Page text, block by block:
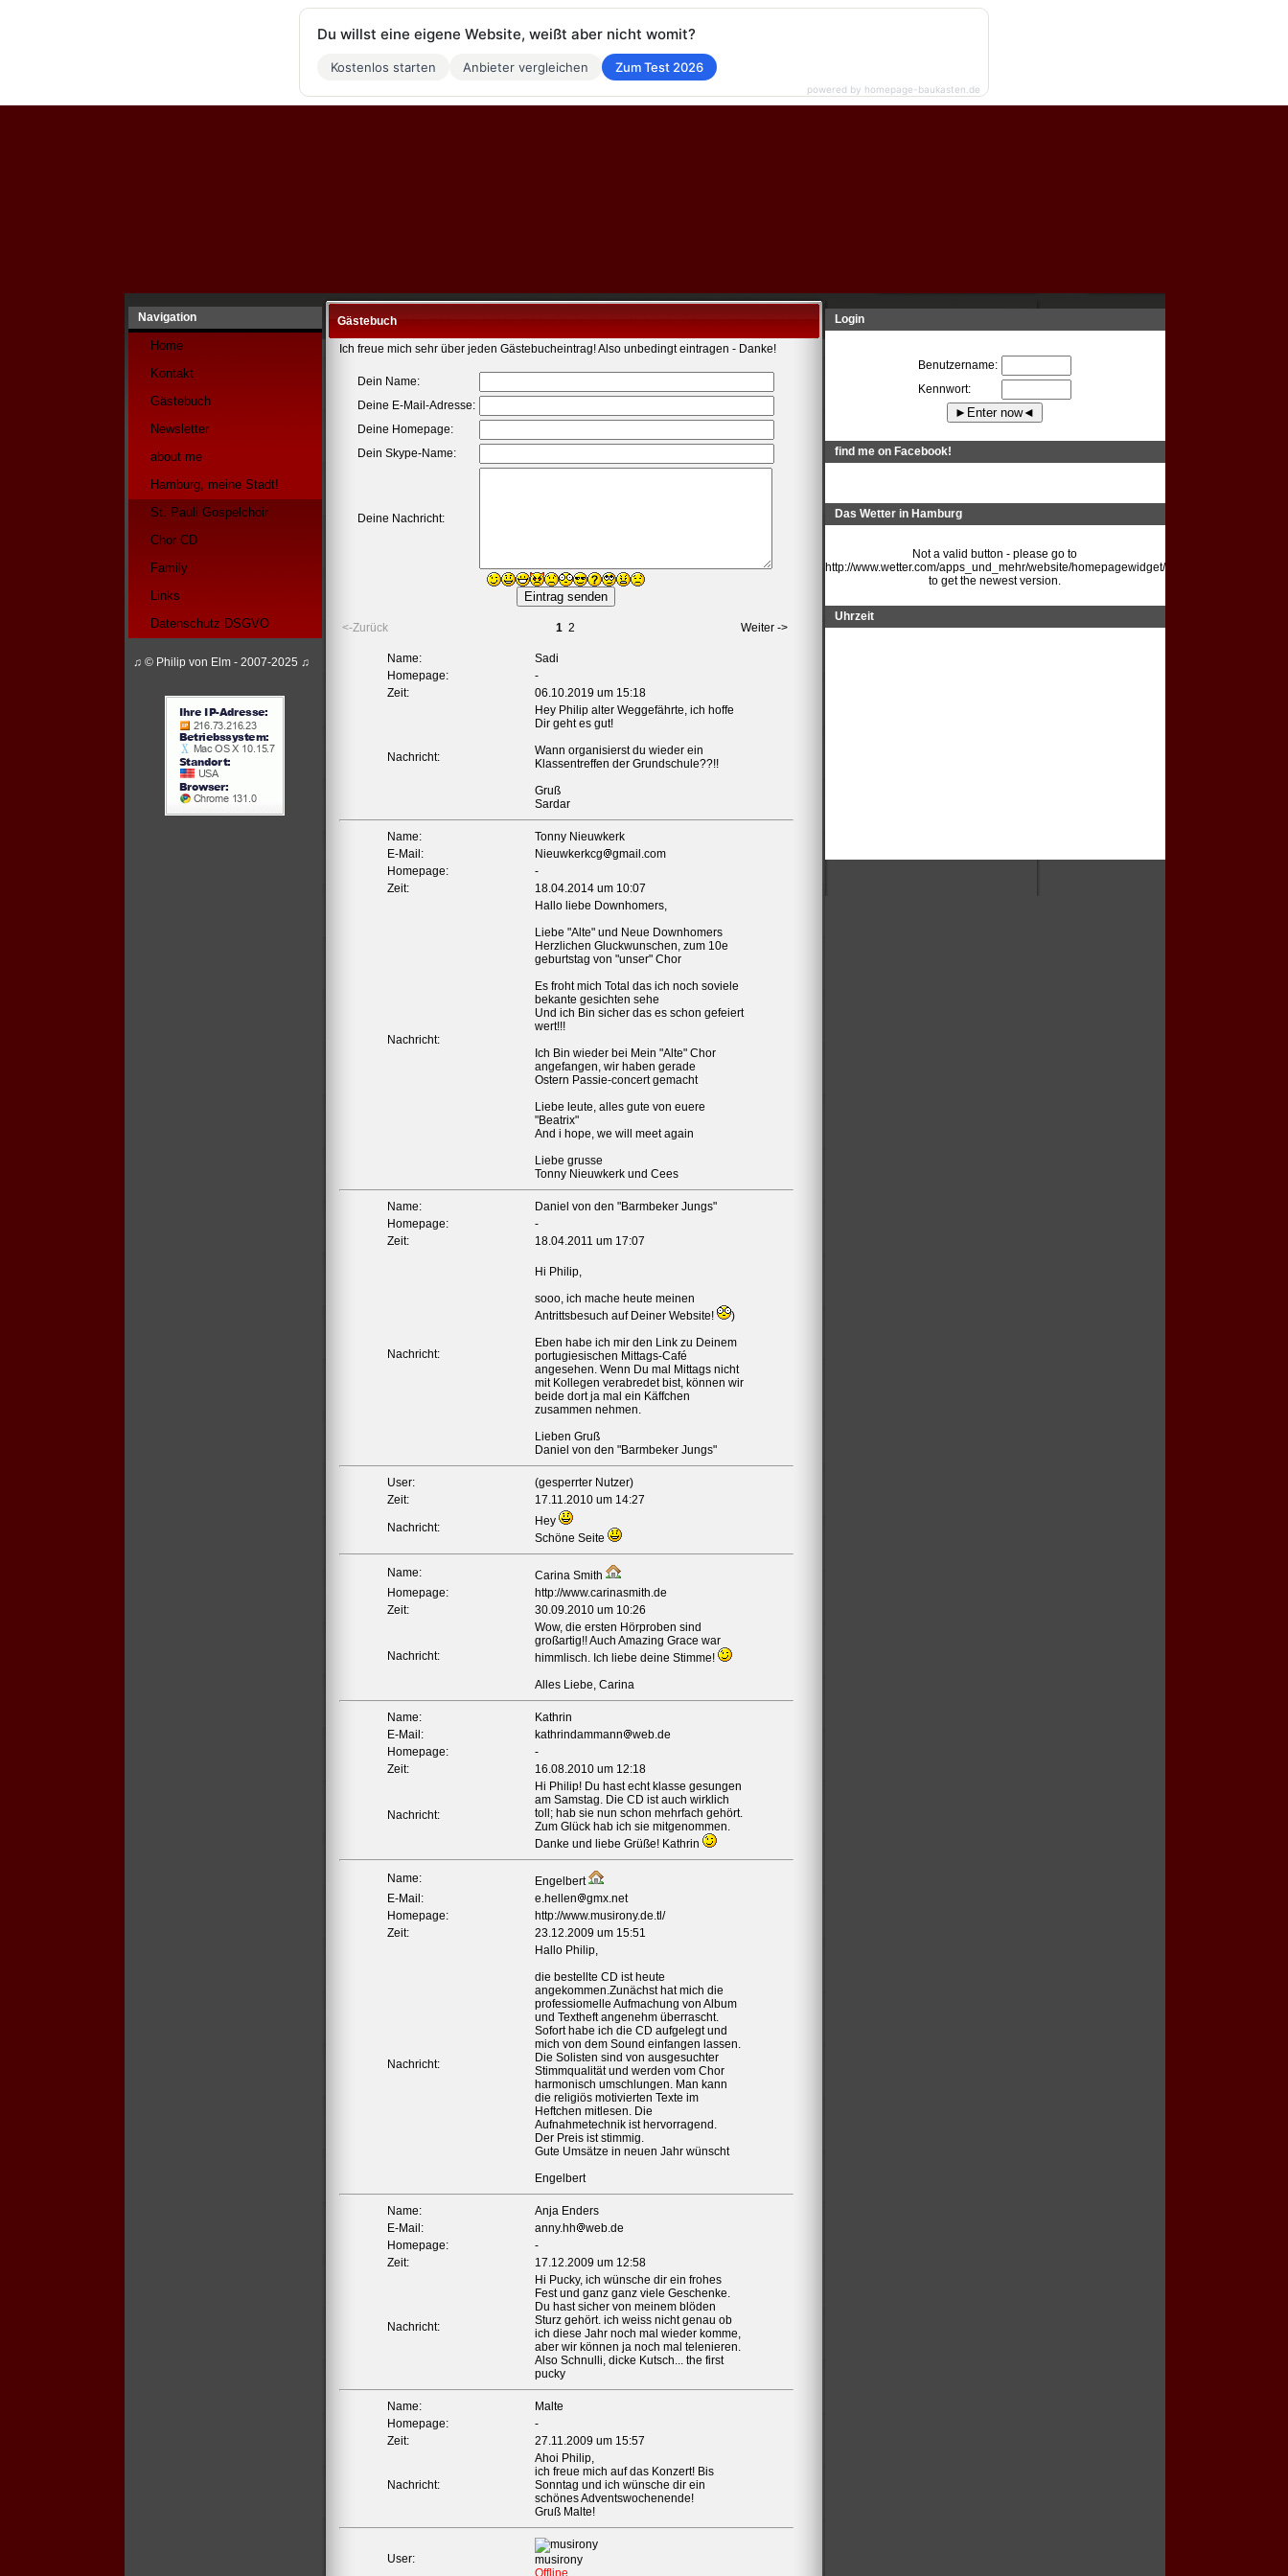
Navigation
Home
Kontakt
Gästebuch
Newsletter
about me
Hamburg, meine Stadt!
St. Pauli Gospelchoir
Chor CD
Family
Links
Datenschutz DSGVO
♫ © Philip von Elm - 2007-2025 ♫
Gästebuch
Ich freue mich sehr über jeden Gästebucheintrag! Also unbedingt eintragen - Danke!
Dein Name:
Deine E-Mail-Adresse:
Deine Homepage:
Dein Skype-Name:
Deine Nachricht:
<-Zurück 1 2 Weiter ->
Name:
Sadi
Homepage:
-
Zeit:
06.10.2019 um 15:18
Nachricht:
Hey Philip alter Weggefährte, ich hoffe
Dir geht es gut!
Wann organisierst du wieder ein
Klassentreffen der Grundschule??!!
Gruß
Sardar
Name:
Tonny Nieuwkerk
E-Mail:
Nieuwkerkcg
gmail.com
Homepage:
-
Zeit:
18.04.2014 um 10:07
Nachricht:
Hallo liebe Downhomers,
Liebe "Alte" und Neue Downhomers
Herzlichen Gluckwunschen, zum 10e
geburtstag von "unser" Chor
Es froht mich Total das ich noch soviele
bekante gesichten sehe
Und ich Bin sicher das es schon gefeiert
wert!!!
Ich Bin wieder bei Mein "Alte" Chor
angefangen, wir haben gerade
Ostern Passie-concert gemacht
Liebe leute, alles gute von euere
"Beatrix"
And i hope, we will meet again
Liebe grusse
Tonny Nieuwkerk und Cees
Name:
Daniel von den "Barmbeker Jungs"
Homepage:
-
Zeit:
18.04.2011 um 17:07
Nachricht:
Hi Philip,
sooo, ich mache heute meinen
Antrittsbesuch auf Deiner Website!
)
Eben habe ich mir den Link zu Deinem
portugiesischen Mittags-Café
angesehen. Wenn Du mal Mittags nicht
mit Kollegen verabredet bist, können wir
beide dort ja mal ein Käffchen
zusammen nehmen.
Lieben Gruß
Daniel von den "Barmbeker Jungs"
User:
(gesperrter Nutzer)
Zeit:
17.11.2010 um 14:27
Nachricht:
Hey
Schöne Seite
Name:
Carina Smith
Homepage:
http://www.carinasmith.de
Zeit:
30.09.2010 um 10:26
Nachricht:
Wow, die ersten Hörproben sind
großartig!! Auch Amazing Grace war
himmlisch. Ich liebe deine Stimme!
Alles Liebe, Carina
Name:
Kathrin
E-Mail:
kathrindammann
web.de
Homepage:
-
Zeit:
16.08.2010 um 12:18
Nachricht:
Hi Philip! Du hast echt klasse gesungen
am Samstag. Die CD ist auch wirklich
toll; hab sie nun schon mehrfach gehört.
Zum Glück hab ich sie mitgenommen.
Danke und liebe Grüße! Kathrin
Name:
Engelbert
E-Mail:
e.hellen
gmx.net
Homepage:
http://www.musirony.de.tl/
Zeit:
23.12.2009 um 15:51
Nachricht:
Hallo Philip,
die bestellte CD ist heute
angekommen.Zunächst hat mich die
professiomelle Aufmachung von Album
und Textheft angenehm überrascht.
Sofort habe ich die CD aufgelegt und
mich von dem Sound einfangen lassen.
Die Solisten sind von ausgesuchter
Stimmqualität und werden vom Chor
harmonisch umschlungen. Man kann
die religiös motivierten Texte im
Heftchen mitlesen. Die
Aufnahmetechnik ist hervorragend.
Der Preis ist stimmig.
Gute Umsätze in neuen Jahr wünscht
Engelbert
Name:
Anja Enders
E-Mail:
anny.hh
web.de
Homepage:
-
Zeit:
17.12.2009 um 12:58
Nachricht:
Hi Pucky, ich wünsche dir ein frohes
Fest und ganz ganz viele Geschenke.
Du hast sicher von meinem blöden
Sturz gehört. ich weiss nicht genau ob
ich diese Jahr noch mal wieder komme,
aber wir können ja noch mal telenieren.
Also Schnulli, dicke Kutsch... the first
pucky
Name:
Malte
Homepage:
-
Zeit:
27.11.2009 um 15:57
Nachricht:
Ahoi Philip,
ich freue mich auf das Konzert! Bis
Sonntag und ich wünsche dir ein
schönes Adventswochenende!
Gruß Malte!
User:
musirony
Offline
Login
Benutzername:
Kennwort:
find me on Facebook!
Das Wetter in Hamburg
Not a valid button - please go to
http://www.wetter.com/apps_und_mehr/website/homepagewidget/
to get the newest version.
Uhrzeit
Du willst eine eigene Website, weißt aber nicht womit?
Kostenlos starten Anbieter vergleichen Zum Test 2026
powered by homepage-baukasten.de